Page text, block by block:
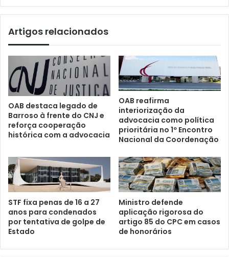
Artigos relacionados
OAB destaca legado de
Barroso à frente do CNJ e
reforça cooperação
histórica com a advocacia
OAB reafirma
interiorização da
advocacia como política
prioritária no 1º Encontro
Nacional da Coordenação
STF fixa penas de 16 a 27
anos para condenados
por tentativa de golpe de
Estado
Ministro defende
aplicação rigorosa do
artigo 85 do CPC em casos
de honorários